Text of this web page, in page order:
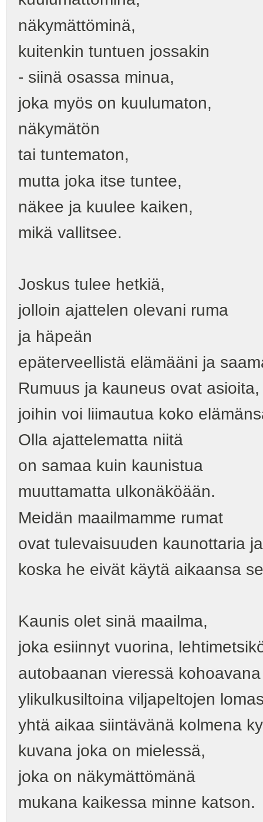
näkymättöminä,
kuitenkin tuntuen jossakin
- siinä osassa minua,
joka myös on kuulumaton,
näkymätön
tai tuntematon,
mutta joka itse tuntee,
näkee ja kuulee kaiken,
mikä vallitsee.
Joskus tulee hetkiä,
jolloin ajattelen olevani ruma
ja häpeän
epäterveellistä elämääni ja
Rumuus ja kauneus ovat asioita,
joihin voi liimautua koko
Olla ajattelematta niitä
on samaa kuin kaunistua
muuttamatta ulkonäköään.
Meidän maailmamme rumat
ovat tulevaisuuden kaunottaria
koska he eivät käytä aikaansa
Kaunis olet sinä maailma,
joka esiinnyt vuorina,
autobaanan vieressä
ylikulkusiltoina viljapeltojen
yhtä aikaa siintävänä kolmena
kuvana joka on mielessä,
joka on näkymättömänä
mukana kaikessa minne katson.